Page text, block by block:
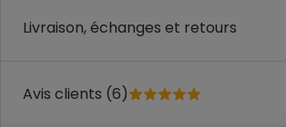
Livraison, échanges et retours
Avis clients (6)